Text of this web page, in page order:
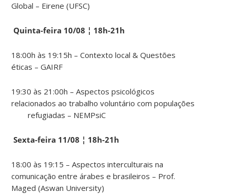
Global – Eirene (UFSC)
Quinta-feira 10/08 ¦ 18h-21h
18:00h às 19:15h – Contexto local & Questões
éticas – GAIRF
19:30 às 21:00h – Aspectos psicológicos
relacionados ao trabalho voluntário com populações
refugiadas – NEMPsiC
Sexta-feira 11/08 ¦ 18h-21h
18:00 às 19:15 – Aspectos interculturais na
comunicação entre árabes e brasileiros – Prof.
Maged (Aswan University)